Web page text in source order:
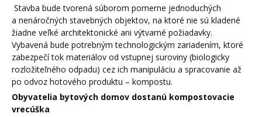
Stavba bude tvorená súborom pomerne jednoduchých
a nenáročných stavebných objektov, na ktoré nie sú kladené
žiadne veľké architektonické ani výtvarné požiadavky.
Vybavená bude potrebným technologickým zariadením, ktoré
zabezpečí tok materiálov od vstupnej suroviny (biologicky
rozložiteľného odpadu) cez ich manipuláciu a spracovanie až
po odvoz hotového produktu – kompostu.
Obyvatelia bytových domov dostanú kompostovacie
vrecúška